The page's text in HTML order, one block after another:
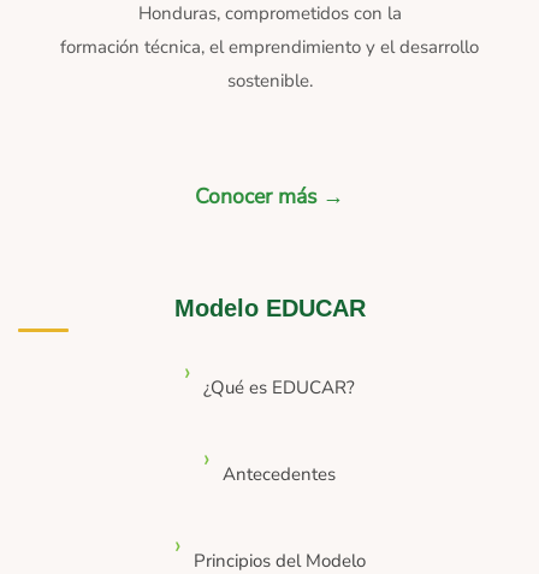
Honduras, comprometidos con la
formación técnica, el emprendimiento y el desarrollo
sostenible.
Conocer más →
Modelo EDUCAR
¿Qué es EDUCAR?
Antecedentes
Principios del Modelo